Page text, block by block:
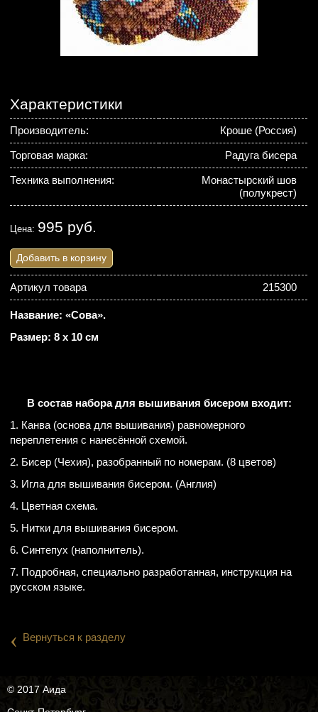
Характеристики
Производитель: Кроше (Россия)
Торговая марка: Радуга бисера
Техника выполнения:
Монастырский шов
(полукрест)
Цена: 995 руб.
Добавить в корзину
Артикул товара 215300
Название: «Сова».
Размер: 8 х 10 см
В состав набора для вышивания бисером входит:
1. Канва (основа для вышивания) равномерного
переплетения с нанесённой схемой.
2. Бисер (Чехия), разобранный по номерам. (8 цветов)
3. Игла для вышивания бисером. (Англия)
4. Цветная схема.
5. Нитки для вышивания бисером.
6. Синтепух (наполнитель).
7. Подробная, специально разработанная, инструкция на
русском языке.
‹ Вернуться к разделу
© 2017 Аида